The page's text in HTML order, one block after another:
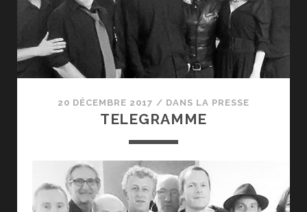
20 DÉCEMBRE 2017 / DANS LA PRESSE
TELEGRAMME